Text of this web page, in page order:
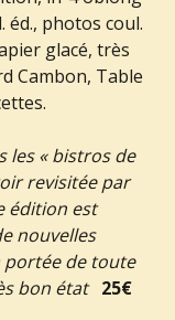
photos coul.
glacé, très
Cambon, Table
les « bistros de
revisitée par
édition est
nouvelles
portée de toute
bon état 25€